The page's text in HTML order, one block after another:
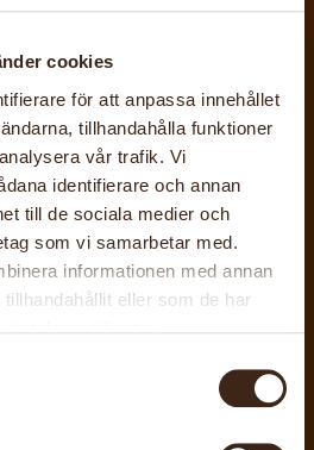
cookies
för att anpassa innehållet
tillhandahålla funktioner
vår trafik. Vi
identifierare och annan
till de sociala medier och
som vi samarbetar med.
informationen med annan
eller som de har